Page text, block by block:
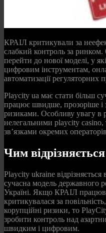
КРАІЛ критикували за
слабкий контроль за
перейти до нової моделі, у
цифровим інструментам,
автоматизації регуляторних
Playcity ua має стати більш
працює швидше, прозоріше
ризиками. Особливу увагу в
нелегальними playcity casino,
зв’язками окремих
Чим
Playcity ukraine
сучасна модель державного
Україні. Якщо КРАІЛ
критикувалася за
корупційні ризики, то
зробити контроль над
швидким і цифровим.